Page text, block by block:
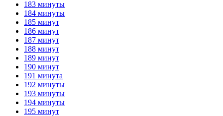
183 минуты
184 минуты
185 минут
186 минут
187 минут
188 минут
189 минут
190 минут
191 минута
192 минуты
193 минуты
194 минуты
195 минут